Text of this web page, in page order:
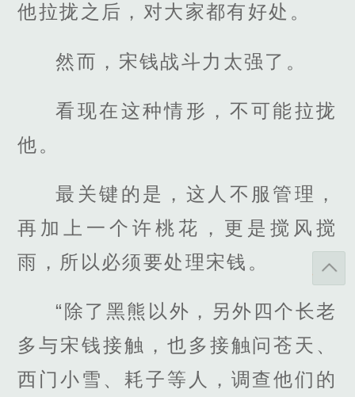
他拉拢之后，对大家都有好处。
然而，宋钱战斗力太强了。
看现在这种情形，不可能拉拢
他。
最关键的是，这人不服管理，
再加上一个许桃花，更是搅风搅
雨，所以必须要处理宋钱。
“除了黑熊以外，另外四个长老
多与宋钱接触，也多接触问苍天、
西门小雪、耗子等人，调查他们的